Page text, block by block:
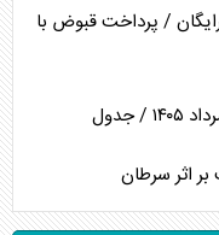
/ پرداخت قبوض با
اثر سرطان